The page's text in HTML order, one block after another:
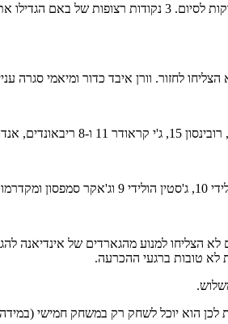
בהגנה הגנת הפרימטר עשתה בעיות והם לא הצליחו למנוע